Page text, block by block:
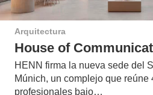
Arquitectura
House of
HENN firma la nueva sede del
Múnich, un complejo que reúne
profesionales bajo…